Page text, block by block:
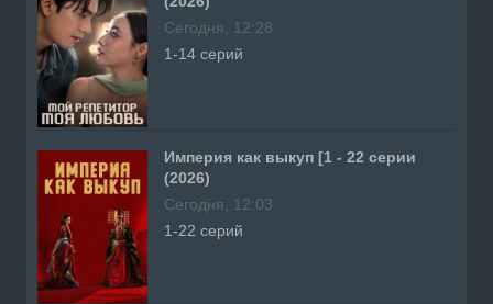
Сегодня, 12:28
1-14 серий
Империя как выкуп [1 - 22 серии
(2026)
Сегодня, 12:03
1-22 серий